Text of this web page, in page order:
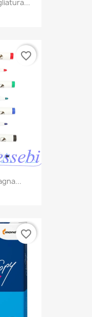
favorite_border
favorite_border